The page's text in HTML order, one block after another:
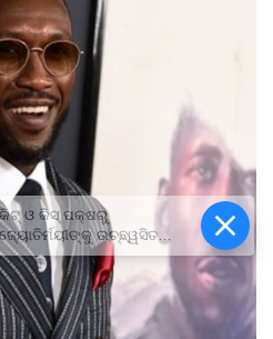
କିଟ୍‍ ଓ କିସ୍‍ ପକ୍ଷରୁ
ଜ୍ୟୋତିର୍ମୟୀଙ୍କୁ ଉଚ୍ଛ୍ୱସିତ
ସମ୍ବର୍ଦ୍ଧନା; ୫ଲକ୍ଷ ଟଙ୍କାର
ପ୍ରୋତ୍ସାହନ ରାଶି ପ୍ରଦାନ